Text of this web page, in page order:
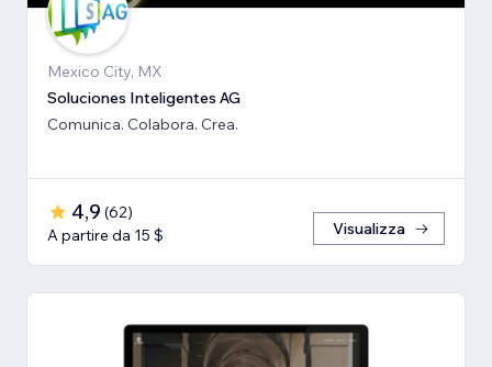
Mexico City, MX
Soluciones Inteligentes AG
Comunica. Colabora. Crea.
4,9 (62)
A partire da 15 $
Visualizza